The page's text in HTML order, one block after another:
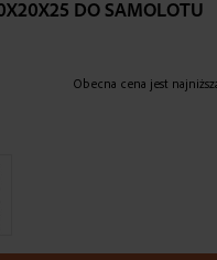
DO SAMOLOTU
Obecna cena jest